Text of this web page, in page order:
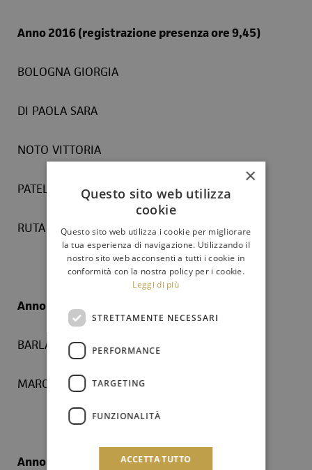
Anno 2016 (registrazione presenza ore 9,45)
BOLOGNA GIORGIA
DI PAOLA SARA
NOTO VITTORIA
PATELLARO FRANCESCA
RUTA RUTA BEATRICE
Anno 2015 (registrazione presenza ore 9,45)
BARLAAN TRACY
MARCHESE MICOL
Anno 2014 (registrazione presenza ore 9,45)
×
Questo sito web utilizza
cookie
Questo sito web utilizza i cookie per migliorare
la tua esperienza di navigazione. Utilizzando il
nostro sito web acconsenti a tutti i cookie in
conformità con la nostra policy per i cookie.
Leggi di più
STRETTAMENTE NECESSARI
PERFORMANCE
TARGETING
FUNZIONALITÀ
ACCETTA TUTTO